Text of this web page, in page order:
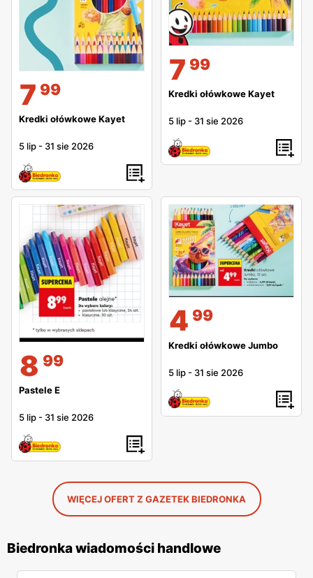
7 99
Kredki ołówkowe Kayet
5 lip - 31 sie 2026
7 99
Kredki ołówkowe Kayet
5 lip - 31 sie 2026
8 99
Pastele E
5 lip - 31 sie 2026
4 99
Kredki ołówkowe Jumbo
5 lip - 31 sie 2026
WIĘCEJ OFERT Z GAZETEK BIEDRONKA
Biedronka wiadomości handlowe